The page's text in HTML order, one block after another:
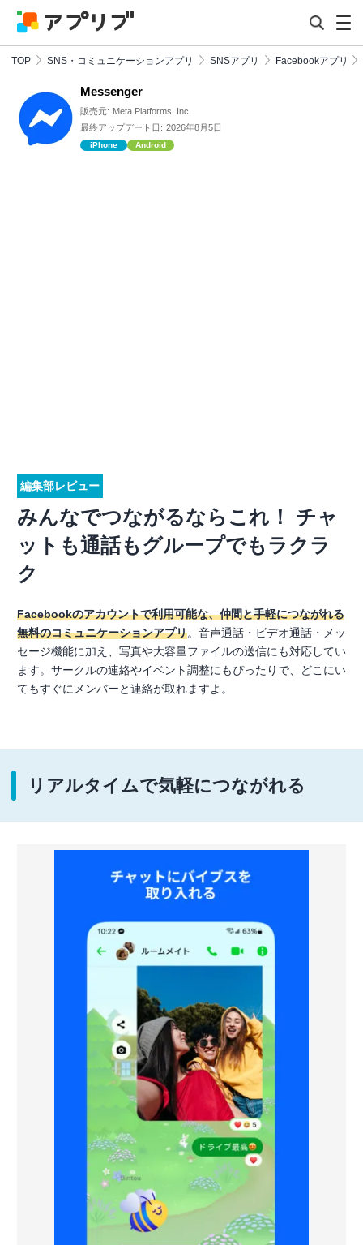
TOP SNS・コミュニケーションアプリ SNSアプリ Facebookアプリ
Messenger
販売元: Meta Platforms, Inc.
最終アップデート日: 2026年8月5日
iPhone Android
編集部レビュー
みんなでつながるならこれ！ チャ
ットも通話もグループでもラクラ
ク
Facebookのアカウントで利用可能な、仲間と手軽につながれる
無料のコミュニケーションアプリ。音声通話・ビデオ通話・メッ
セージ機能に加え、写真や大容量ファイルの送信にも対応してい
ます。サークルの連絡やイベント調整にもぴったりで、どこにい
てもすぐにメンバーと連絡が取れますよ。
リアルタイムで気軽につながれる